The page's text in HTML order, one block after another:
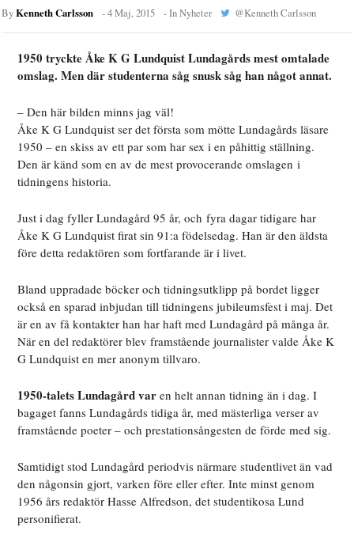
ByKenneth Carlsson -4 Maj, 2015 - InNyheter @Kenneth Carlsson
1950 tryckte Åke K G Lundquist Lundagårds mest omtalade
omslag. Men där studenterna såg snusk såg han något annat.
– Den här bilden minns jag väl!
Åke K G Lundquist ser det första som mötte Lundagårds läsare
1950 – en skiss av ett par som har sex i en påhittig ställning.
Den är känd som en av de mest provocerande omslagen i
tidningens historia.
Just i dag fyller Lundagård 95 år, och fyra dagar tidigare har
Åke K G Lundquist firat sin 91:a födelsedag. Han är den äldsta
före detta redaktören som fortfarande är i livet.
Bland uppradade böcker och tidningsutklipp på bordet ligger
också en sparad inbjudan till tidningens jubileumsfest i maj. Det
är en av få kontakter han har haft med Lundagård på många år.
När en del redaktörer blev framstående journalister valde Åke K
G Lundquist en mer anonym tillvaro.
1950-talets Lundagård var en helt annan tidning än i dag. I
bagaget fanns Lundagårds tidiga år, med mästerliga verser av
framstående poeter – och prestationsångesten de förde med sig.
Samtidigt stod Lundagård periodvis närmare studentlivet än vad
den någonsin gjort, varken före eller efter. Inte minst genom
1956 års redaktör Hasse Alfredson, det studentikosa Lund
personifierat.